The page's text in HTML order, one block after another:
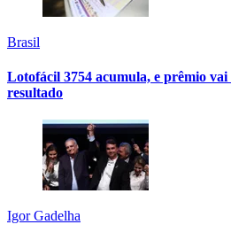
Brasil
Lotofácil 3754 acumula, e prêmio vai
resultado
Igor Gadelha